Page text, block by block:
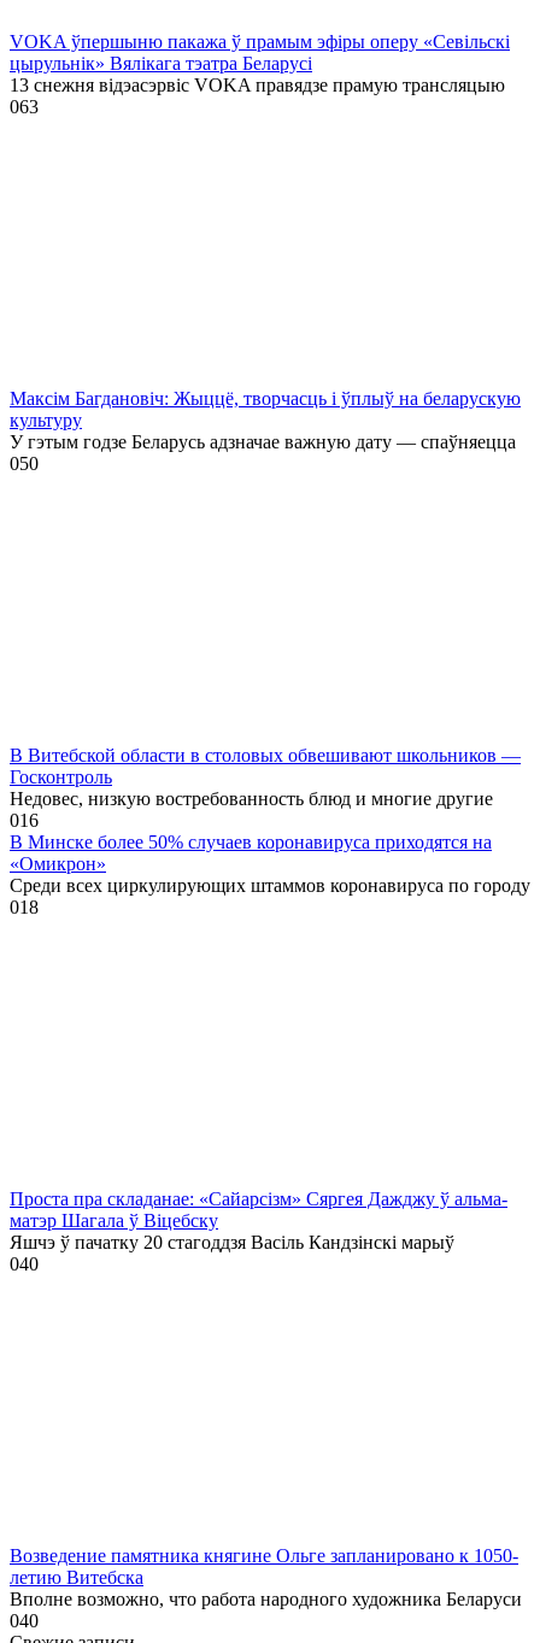
VOKA ўпершыню пакажа ў прамым эфіры оперу «Севільскі
цырульнік» Вялікага тэатра Беларусі
13 снежня відэасэрвіс VOKA правядзе прамую трансляцыю
063
Максім Багдановіч: Жыццё, творчасць і ўплыў на беларускую
культуру
У гэтым годзе Беларусь адзначае важную дату — спаўняецца
050
В Витебской области в столовых обвешивают школьников —
Госконтроль
Недовес, низкую востребованность блюд и многие другие
016
В Минске более 50% случаев коронавируса приходятся на
«Омикрон»
Среди всех циркулирующих штаммов коронавируса по городу
018
Проста пра складанае: «Сайарсізм» Сяргея Дажджу ў альма-
матэр Шагала ў Віцебску
Яшчэ ў пачатку 20 стагоддзя Васіль Кандзінскі марыў
040
Возведение памятника княгине Ольге запланировано к 1050-
летию Витебска
Вполне возможно, что работа народного художника Беларуси
040